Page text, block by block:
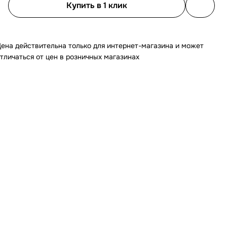
Купить в 1 клик
действительна только для интернет-магазина и может
от цен в розничных магазинах